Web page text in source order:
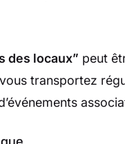
des locaux” peut
transportez